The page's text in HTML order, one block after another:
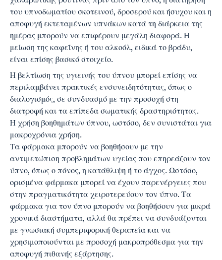
του υπνοδωματίου σκοτεινού, δροσερού και ήσυχου και η
αποφυγή εκτεταμένων υπνάκων κατά τη διάρκεια της
ημέρας μπορούν να επιφέρουν μεγάλη διαφορά. Η
μείωση της καφεΐνης ή του αλκοόλ, ειδικά το βράδυ,
είναι επίσης βασικό στοιχείο.
Η βελτίωση της υγιεινής του ύπνου μπορεί επίσης να
περιλαμβάνει πρακτικές ενσυνειδητότητας, όπως ο
διαλογισμός, σε συνδυασμό με την προσοχή στη
διατροφή και τα επίπεδα σωματικής δραστηριότητας.
Η χρήση βοηθημάτων ύπνου, ωστόσο, δεν συνιστάται για
μακροχρόνια χρήση.
Τα φάρμακα μπορούν να βοηθήσουν με την
αντιμετώπιση προβλημάτων υγείας που επηρεάζουν τον
ύπνο, όπως ο πόνος, η κατάθλιψη ή το άγχος. Ωστόσο,
ορισμένα φάρμακα μπορεί να έχουν παρενέργειες που
στην πραγματικότητα χειροτερεύουν τον ύπνο. Τα
φάρμακα για τον ύπνο μπορούν να βοηθήσουν για μικρά
χρονικά διαστήματα, αλλά θα πρέπει να συνδυάζονται
με γνωσιακή συμπεριφορική θεραπεία και να
χρησιμοποιούνται με προσοχή μακροπρόθεσμα για την
αποφυγή πιθανής εξάρτησης.